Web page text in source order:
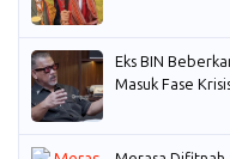
Eks BIN
Masuk Fase